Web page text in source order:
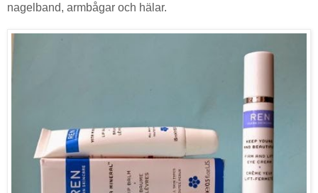
nagelband, armbågar och hälar.